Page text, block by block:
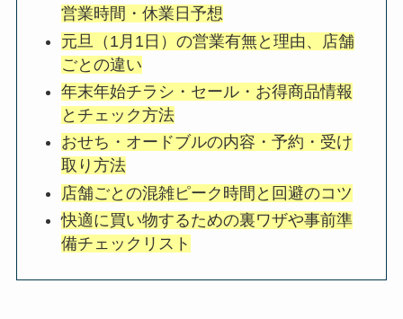
営業時間・休業日予想
元旦（1月1日）の営業有無と理由、店舗
ごとの違い
年末年始チラシ・セール・お得商品情報
とチェック方法
おせち・オードブルの内容・予約・受け
取り方法
店舗ごとの混雑ピーク時間と回避のコツ
快適に買い物するための裏ワザや事前準
備チェックリスト